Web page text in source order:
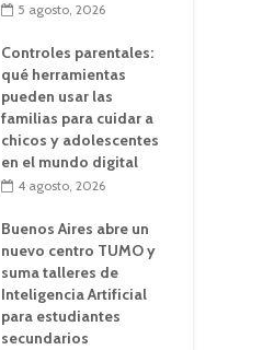
5 agosto, 2026
Controles parentales:
qué herramientas
pueden usar las
familias para cuidar a
chicos y adolescentes
en el mundo digital
4 agosto, 2026
Buenos Aires abre un
nuevo centro TUMO y
suma talleres de
Inteligencia Artificial
para estudiantes
secundarios